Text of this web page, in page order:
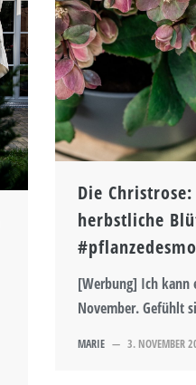
Die
herbstliche
[Werbung] Ich kann
November. Gefühlt
MARIE — 3. NOVEMBER